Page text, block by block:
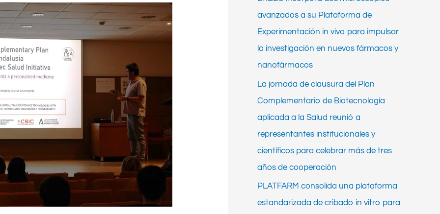
avanzados a su Plataforma de
Experimentación in vivo para impulsar
la investigación en nuevos fármacos y
nanofármacos
La jornada de clausura del Plan
Complementario de Biotecnología
aplicada a la Salud reunió a
representantes institucionales y
científicos para celebrar más de tres
años de cooperación
PLATFARM consolida una plataforma
estandarizada de cribado in vitro para